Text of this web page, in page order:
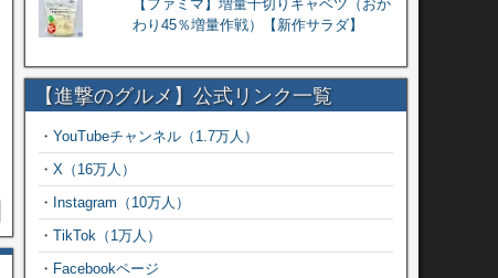
【ファミマ】増量千切りキャベツ（おか
わり45％増量作戦）【新作サラダ】
【進撃のグルメ】公式リンク一覧
・ YouTubeチャンネル（1.7万人）
・ X（16万人）
・ Instagram（10万人）
・ TikTok（1万人）
・ Facebookページ